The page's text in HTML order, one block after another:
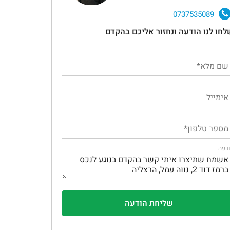
0737535089
לנו הודעה ונחזור אליכם בהקדם